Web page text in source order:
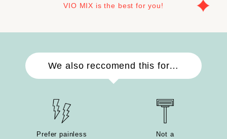
VIO MIX is the best for you!
We also reccomend this for…
Prefer painless
Not a